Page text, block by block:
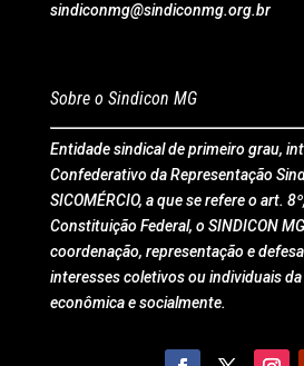
sindiconmg@sindiconmg.org.br
Sobre o Sindicon MG
Entidade sindical de primeiro grau,
Confederativo da Representação
SICOMÉRCIO, a que se refere o art.
Constituição Federal, o SINDICON
coordenação, representação e
interesses coletivos ou individuais
econômica e socialmente.